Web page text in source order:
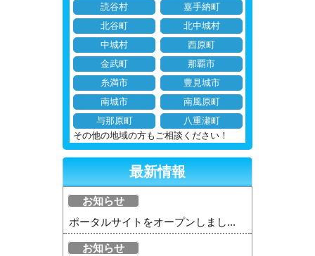
読谷村
嘉手納町
北谷町
北中城村
中城村
西原町
金武町
那覇市
糸満市
豊見城市
南城市
南風原町
与那原町
八重瀬町
その他の地域の方もご相談ください！
最新情報
お知らせ
ポータルサイトをオープンしまし...
お知らせ